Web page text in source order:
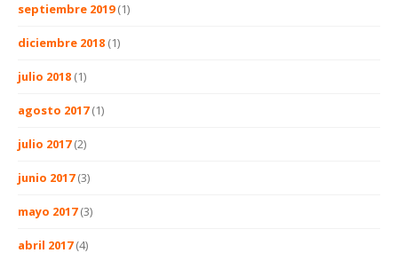
septiembre 2019(1)
diciembre 2018 (1)
julio 2018 (1)
agosto 2017(1)
julio 2017(2)
junio 2017(3)
mayo 2017(3)
abril 2017(4)